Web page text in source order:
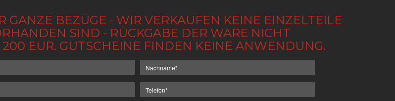
GANZE BEZÜGE - WIR VERKAUFEN KEINE EINZELTEILE
SIND - RÜCKGABE DER WARE NICHT
EUR. GUTSCHEINE FINDEN KEINE ANWENDUNG.